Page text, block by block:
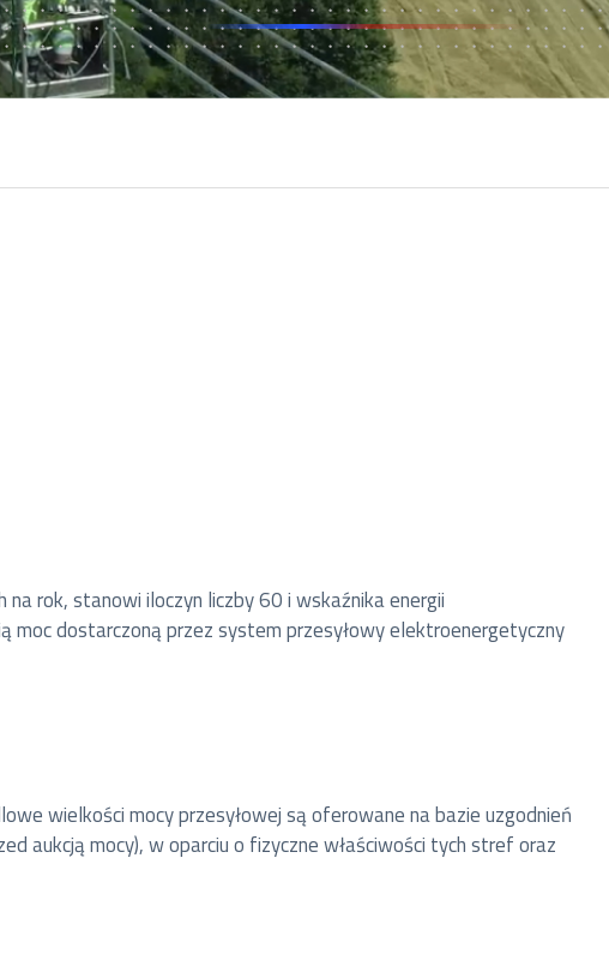
rok, stanowi iloczyn liczby 60 i wskaźnika energii
moc dostarczoną przez system przesyłowy elektroenergetyczny
wielkości mocy przesyłowej są oferowane na bazie uzgodnień
aukcją mocy), w oparciu o fizyczne właściwości tych stref oraz